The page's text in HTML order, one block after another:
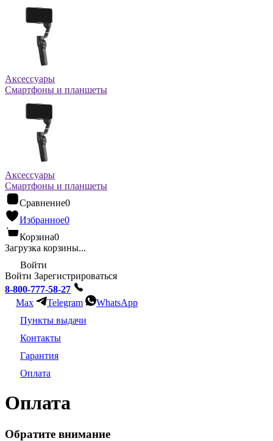
Аксессуары
Смартфоны и планшеты
Аксессуары
Смартфоны и планшеты
Сравнение0
Избранное0
Корзина0
Загрузка корзины...
Войти
Войти Зарегистрироваться
8-800-777-58-27
Max
Telegram
WhatsApp
Пункты выдачи
Контакты
Гарантия
Оплата
Оплата
Обратите внимание